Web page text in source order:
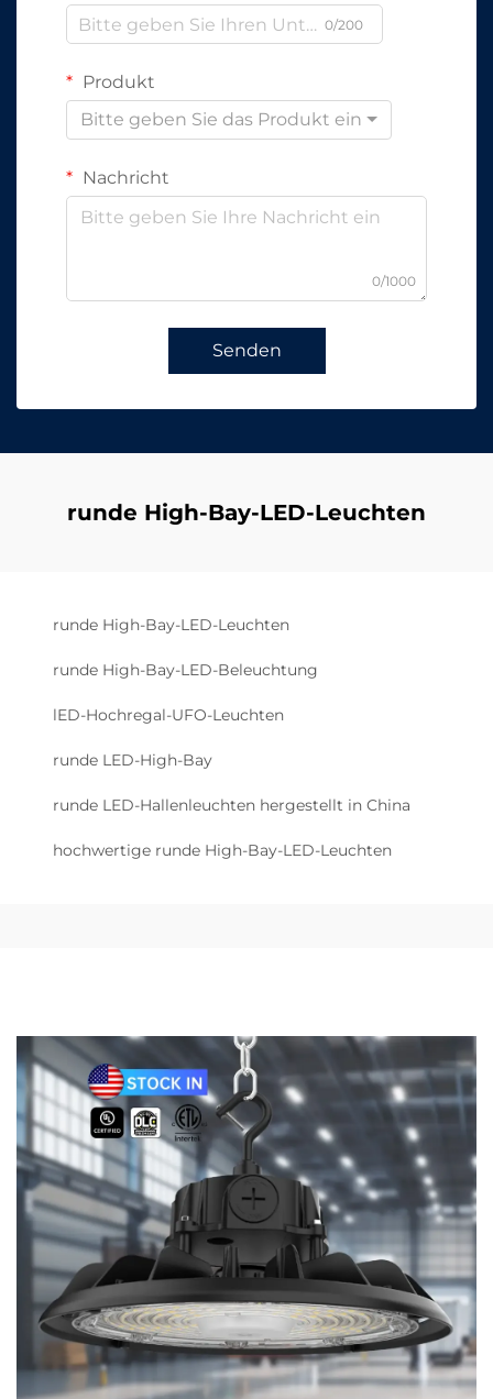
0/200
Produkt
Bitte geben Sie das Produkt ein
Nachricht
0/1000
Senden
runde High-Bay-LED-Leuchten
runde High-Bay-LED-Leuchten
runde High-Bay-LED-Beleuchtung
lED-Hochregal-UFO-Leuchten
runde LED-High-Bay
runde LED-Hallenleuchten hergestellt in China
hochwertige runde High-Bay-LED-Leuchten